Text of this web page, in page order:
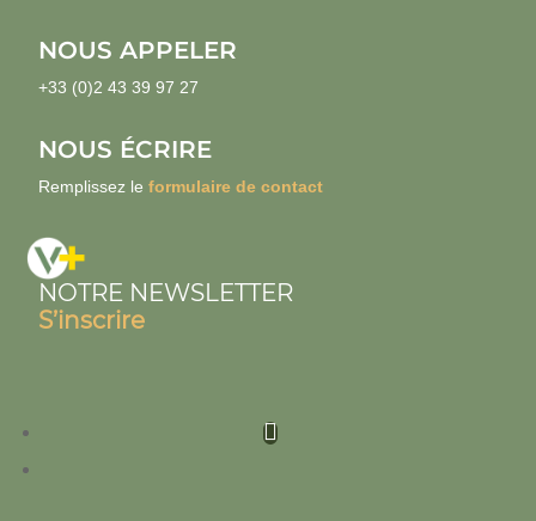
NOUS APPELER
+33 (0)2 43 39 97 27
NOUS ÉCRIRE
Remplissez leformulaire de contact
NOTRE NEWSLETTER
S’inscrire